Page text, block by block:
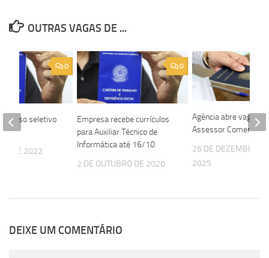
OUTRAS VAGAS DE ...
0
Empresa recebe currículos
para Auxiliar Técnico de
Informática até 16/10
2 DE OUTUBRO DE 2020
Agência abre vaga
Assessor Comercial
26 DE DEZEMBRO
2025
0
seletivo
DE 2022
DEIXE UM COMENTÁRIO